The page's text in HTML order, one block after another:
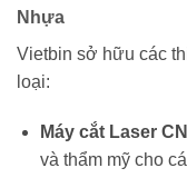
Nhựa
Vietbin sở hữu các
loại:
Máy cắt Laser
và thẩm mỹ cho